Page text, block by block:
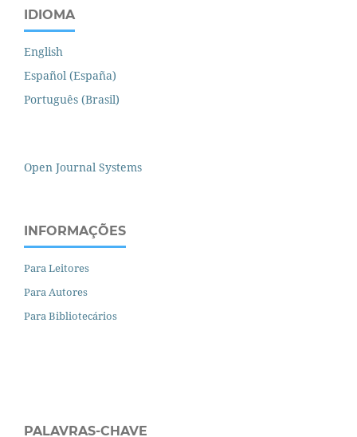
IDIOMA
English
Español (España)
Português (Brasil)
Open Journal Systems
INFORMAÇÕES
Para Leitores
Para Autores
Para Bibliotecários
PALAVRAS-CHAVE